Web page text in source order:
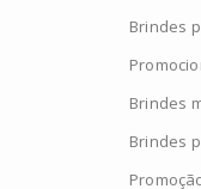
Brindes
Brindes
Brindes